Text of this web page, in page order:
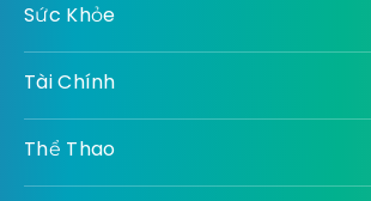
Sức Khỏe
Tài Chính
Thể Thao